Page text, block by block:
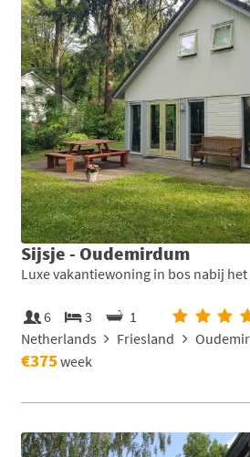
Sijsje - Oudemirdum
Luxe vakantiewoning in bos nabij
6 3
1
Netherlands
Friesland
€375week